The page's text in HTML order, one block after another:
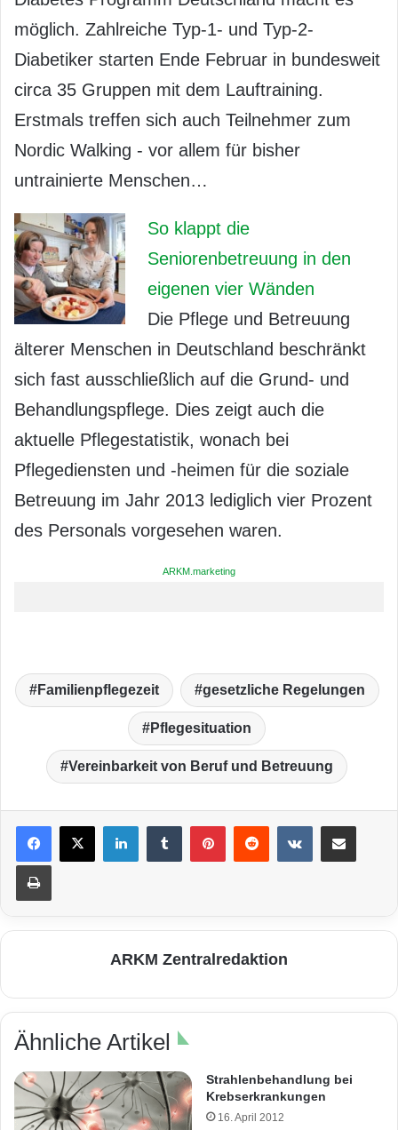
möglich. Zahlreiche Typ-1- und Typ-2-
Diabetiker starten Ende Februar in bundesweit
circa 35 Gruppen mit dem Lauftraining.
Erstmals treffen sich auch Teilnehmer zum
Nordic Walking - vor allem für bisher
untrainierte Menschen…
So klappt die
Seniorenbetreuung in den
eigenen vier Wänden
Die Pflege und Betreuung
älterer Menschen in Deutschland beschränkt
sich fast ausschließlich auf die Grund- und
Behandlungspflege. Dies zeigt auch die
aktuelle Pflegestatistik, wonach bei
Pflegediensten und -heimen für die soziale
Betreuung im Jahr 2013 lediglich vier Prozent
des Personals vorgesehen waren.
ARKM.marketing
Familienpflegezeit gesetzliche Regelungen
Pflegesituation
Vereinbarkeit von Beruf und Betreuung
LinkedIn VKontakte
Drucken
ARKM Zentralredaktion
Ähnliche Artikel
Strahlenbehandlung bei
Krebserkrankungen
16. April 2012